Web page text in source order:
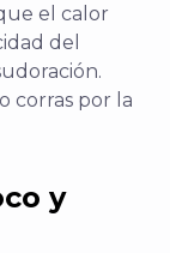
el calor
del
corras por la
y